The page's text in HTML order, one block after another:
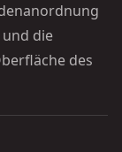
die
des